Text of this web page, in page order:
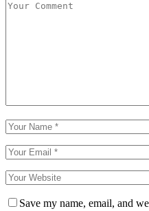
Save my name, email, and